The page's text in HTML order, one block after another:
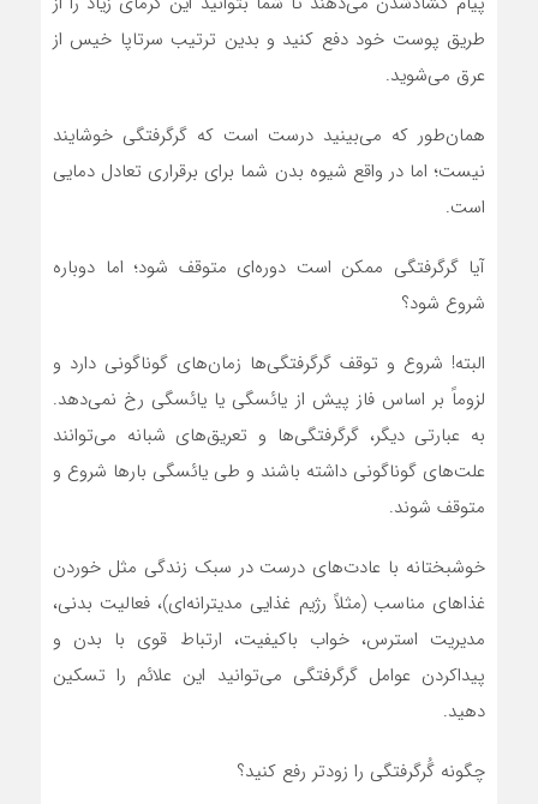
طریق پوست خود دفع کنید و بدین ترتیب سرتاپا خیس از
عرق می‌شوید.
همان‌طور که می‌بینید درست است که گرگرفتگی خوشایند
نیست؛ اما در واقع شیوه بدن شما برای برقراری تعادل دمایی
است.
آیا گرگرفتگی ممکن است دوره‌ای متوقف شود؛ اما دوباره
شروع شود؟
البته! شروع و توقف گرگرفتگی‌ها زمان‌های گوناگونی دارد و
لزوماً بر اساس فاز پیش از یائسگی یا یائسگی رخ نمی‌دهد.
به عبارتی دیگر، گرگرفتگی‌ها و تعریق‌های شبانه می‌توانند
علت‌های گوناگونی داشته باشند و طی یائسگی بارها شروع و
متوقف شوند.
خوشبختانه با عادت‌های درست در سبک زندگی مثل خوردن
غذاهای مناسب (مثلاً رژیم غذایی مدیترانه‌ای)، فعالیت بدنی،
مدیریت استرس، خواب باکیفیت، ارتباط قوی با بدن و
پیداکردن عوامل گرگرفتگی می‌توانید این علائم را تسکین
دهید.
چگونه گُرگرفتگی را زودتر رفع کنید؟